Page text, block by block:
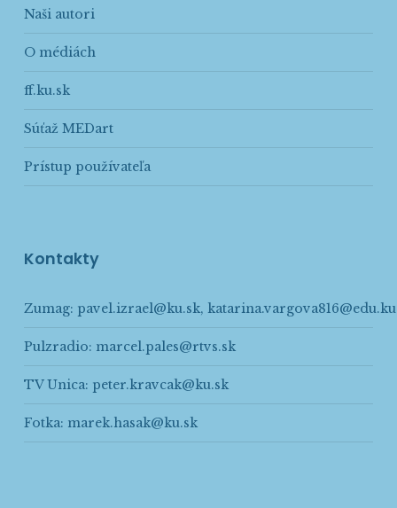
Naši autori
O médiách
ff.ku.sk
Súťaž MEDart
Prístup používateľa
Kontakty
Zumag: pavel.izrael@ku.sk,
Pulzradio: marcel.pales@rtvs.sk
TV Unica: peter.kravcak@ku.sk
Fotka: marek.hasak@ku.sk